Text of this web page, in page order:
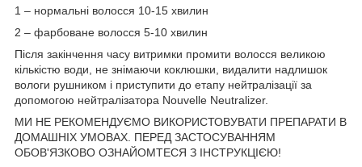
1 – нормальні волосся 10-15 хвилин
2 – фарбоване волосся 5-10 хвилин
Після закінчення часу витримки промити волосся великою
кількістю води, не знімаючи коклюшки, видалити надлишок
вологи рушником і приступити до етапу нейтралізації за
допомогою нейтралізатора Nouvelle Neutralizer.
МИ НЕ РЕКОМЕНДУЄМО ВИКОРИСТОВУВАТИ ПРЕПАРАТИ В
ДОМАШНІХ УМОВАХ. ПЕРЕД ЗАСТОСУВАННЯМ
ОБОВ'ЯЗКОВО ОЗНАЙОМТЕСЯ З ІНСТРУКЦІЄЮ!